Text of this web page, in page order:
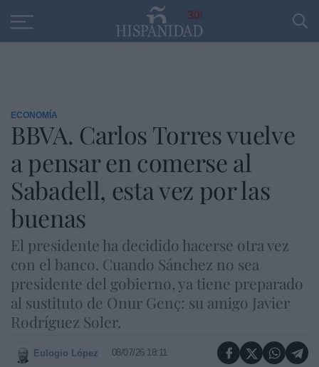
30
ECONOMÍA
BBVA. Carlos Torres vuelve
a pensar en comerse al
Sabadell, esta vez por las
buenas
El presidente ha decidido hacerse otra vez
con el banco. Cuando Sánchez no sea
presidente del gobierno, ya tiene preparado
al sustituto de Onur Genç: su amigo Javier
Rodríguez Soler.
Eulogio López 08/07/26 18:11